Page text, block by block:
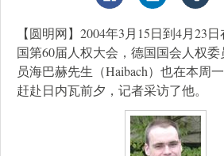
【圆明网】2004年3月15日到4月23
国第60届人权大会，德国国会人权
员海巴赫先生（Haibach）也在本周
赶赴日内瓦前夕，记者采访了他。